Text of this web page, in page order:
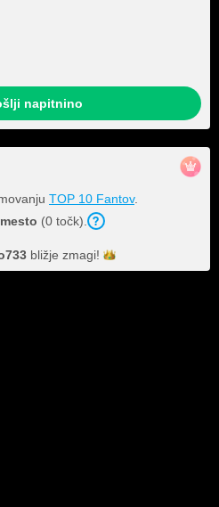
napitnino
TOP 10 Fantov.
(0 točk).
bližje zmagi!